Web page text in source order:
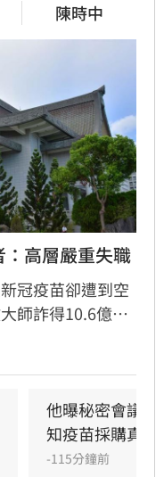
陳時中
高層嚴重失職
冠疫苗卻遭到空
師詐得10.6億
紛紛質疑慈濟被
理階層嚴重失
苗採購價格的內
何慈濟高層能夠
他曝秘密會議
知疫苗採購真相
-115分鐘前